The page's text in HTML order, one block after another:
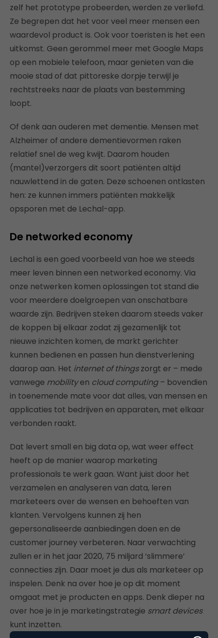
zelf het prototype probeerden, werden ze verliefd.
Ze begrepen dat het voor veel meer mensen een
waardevol product is. Ook voor toeristen is het een
uitkomst. Geen gerommel meer met Google Maps
op een mobiele telefoon, maar genieten van die
mooie stad of dat pittoreske dorpje terwijl je
rechtstreeks naar de plaats van bestemming
loopt.
Of denk aan ouderen met dementie. Mensen met
Alzheimer of andere dementievormen raken
relatief snel de weg kwijt. Daarom houden
(mantel)verzorgers dit soort patiënten altijd
nauwlettend in de gaten. Deze schoenen ontlasten
hen: ze kunnen immers patiënten makkelijk
opsporen met de Lechal-app.
De networked economy
Lechal is een goed voorbeeld van hoe we steeds
meer leven binnen een networked economy. Via
onze netwerken komen oplossingen tot stand die
voor meerdere doelgroepen van onschatbare
waarde zijn. Bedrijven steken daarom steeds vaker
de koppen bij elkaar zodat zij gezamenlijk tot
nieuwe inzichten komen, de markt gerichter
kunnen bedienen en passen hun dienstverlening
daarop aan. Het internet of thingszorgt er – mede
vanwege mobilityen cloud computing– bovendien
in toenemende mate voor dat alles, van mensen en
applicaties tot bedrijven en apparaten, met elkaar
verbonden raakt.
Dat levert small en big data op, wat weer effect
heeft op de manier waarop marketing
professionals te werk gaan. Want juist door het
verzamelen en analyseren van data, leren
marketeers over de wensen en behoeften van
klanten. Vervolgens kunnen zij hen
gepersonaliseerde aanbiedingen doen en de
customer journey verbeteren. Naar verwachting
zullen er in het jaar 2020, 75 miljard ‘slimmere’
connecties zijn. Daar moet je dus als marketeer op
inspelen. Denk na over hoe je op dit moment
omgaat met je producten en apps. Denk dieper na
over hoe je in je marketingstrategie smart devices
kunt inzetten.